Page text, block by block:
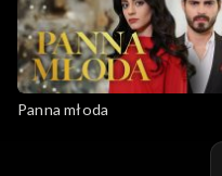
Panna młoda